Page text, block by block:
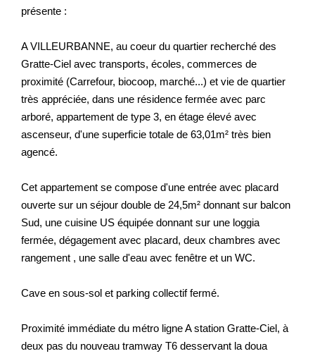
présente :
A VILLEURBANNE, au coeur du quartier recherché des
Gratte-Ciel avec transports, écoles, commerces de
proximité (Carrefour, biocoop, marché...) et vie de quartier
très appréciée, dans une résidence fermée avec parc
arboré, appartement de type 3, en étage élevé avec
ascenseur, d'une superficie totale de 63,01m² très bien
agencé.
Cet appartement se compose d'une entrée avec placard
ouverte sur un séjour double de 24,5m² donnant sur balcon
Sud, une cuisine US équipée donnant sur une loggia
fermée, dégagement avec placard, deux chambres avec
rangement , une salle d'eau avec fenêtre et un WC.
Cave en sous-sol et parking collectif fermé.
Proximité immédiate du métro ligne A station Gratte-Ciel, à
deux pas du nouveau tramway T6 desservant la doua